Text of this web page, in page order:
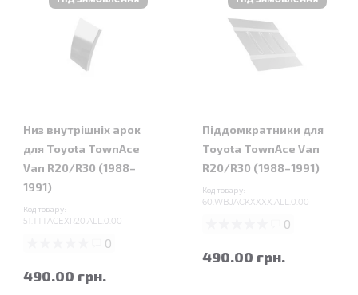
Низ внутрішніх арок
для Toyota TownAce
Van R20/R30 (1988–
1991)
Код товару:
51.TTTACEXR20.ALL.0.00
0
490.00 грн.
Піддомкратники для
Toyota TownAce Van
R20/R30 (1988–1991)
Код товару:
60.WBJACKXXXX.ALL.0.00
0
490.00 грн.